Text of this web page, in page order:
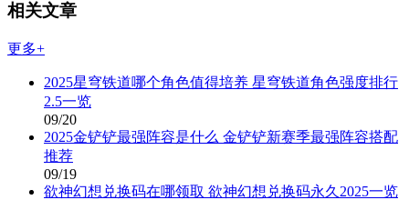
相关文章
更多+
2025星穹铁道哪个角色值得培养 星穹铁道角色强度排行
2.5一览
09/20
2025金铲铲最强阵容是什么 金铲铲新赛季最强阵容搭配
推荐
09/19
欲神幻想兑换码在哪领取 欲神幻想兑换码永久2025一览